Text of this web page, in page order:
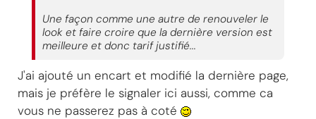
Une façon comme une autre de renouveler le
look et faire croire que la dernière version est
meilleure et donc tarif justifié...
J'ai ajouté un encart et modifié la dernière page,
mais je préfère le signaler ici aussi, comme ca
vous ne passerez pas à coté